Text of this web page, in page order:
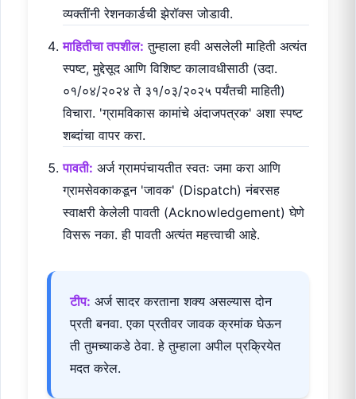
व्यक्तींनी रेशनकार्डची झेरॉक्स जोडावी.
माहितीचा तपशील: तुम्हाला हवी असलेली माहिती अत्यंत
स्पष्ट, मुद्देसूद आणि विशिष्ट कालावधीसाठी (उदा.
०१/०४/२०२४ ते ३१/०३/२०२५ पर्यंतची माहिती)
विचारा. 'ग्रामविकास कामांचे अंदाजपत्रक' अशा स्पष्ट
शब्दांचा वापर करा.
पावती: अर्ज ग्रामपंचायतीत स्वतः जमा करा आणि
ग्रामसेवकाकडून 'जावक' (Dispatch) नंबरसह
स्वाक्षरी केलेली पावती (Acknowledgement) घेणे
विसरू नका. ही पावती अत्यंत महत्त्वाची आहे.
टीप: अर्ज सादर करताना शक्य असल्यास दोन
प्रती बनवा. एका प्रतीवर जावक क्रमांक घेऊन
ती तुमच्याकडे ठेवा. हे तुम्हाला अपील प्रक्रियेत
मदत करेल.